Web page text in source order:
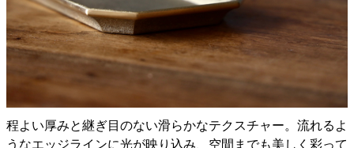
程よい厚みと継ぎ目のない滑らかなテクスチャー。流れるよ
うなエッジラインに光が映り込み、空間までも美しく彩って